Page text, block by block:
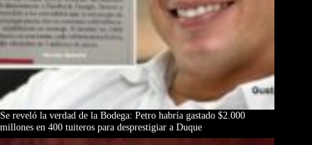
Se reveló la verdad de la Bodega: Petro habría gastado $2.000
millones en 400 tuiteros para desprestigiar a Duque